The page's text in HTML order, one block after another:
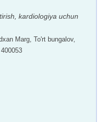
kardiologiya uchun
Marg, To'rt bungalov,